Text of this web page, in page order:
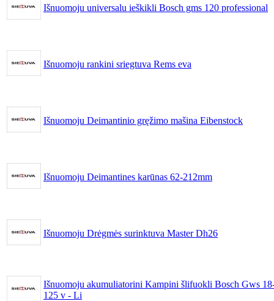
Išnuomoju universalu ieškikli Bosch gms 120 professional
Išnuomoju rankini sriegtuva Rems eva
Išnuomoju Deimantinio gręžimo mašina Eibenstock
Išnuomoju Deimantines karūnas 62-212mm
Išnuomoju Drėgmės surinktuva Master Dh26
Išnuomoju akumuliatorini Kampini šlifuokli Bosch Gws
125 v - Li